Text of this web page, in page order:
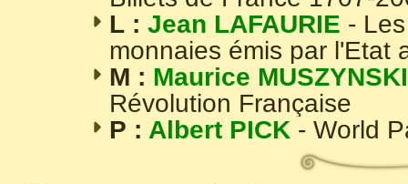
L : Jean LAFAURIE -
monnaies émis par l'Etat
M : Maurice MUSZYNSKI
Révolution Française
P : Albert PICK - World